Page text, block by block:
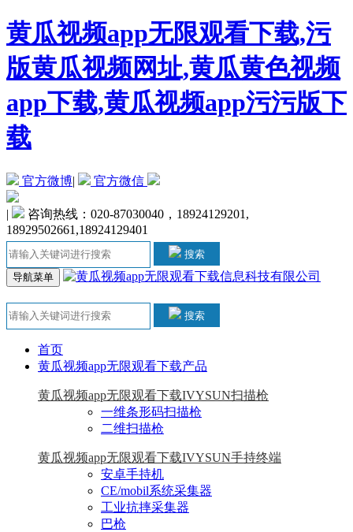
黄瓜视频app无限观看下载,污
版黄瓜视频网址,黄瓜黄色视频
app下载,黄瓜视频app污污版下
载
官方微博| 官方微信
|
咨询热线：020-87030040，18924129201,
18929502661,18924129401
搜索
导航菜单
搜索
首页
黄瓜视频app无限观看下载产品
黄瓜视频app无限观看下载IVYSUN扫描枪
一维条形码扫描枪
二维扫描枪
黄瓜视频app无限观看下载IVYSUN手持终端
安卓手持机
CE/mobil系统采集器
工业抗摔采集器
巴枪